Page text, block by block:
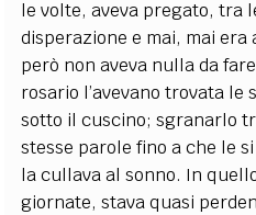
le volte, aveva pregato, tra
disperazione e mai, mai era
però non aveva nulla da
rosario l’avevano trovata le
sotto il cuscino; sgranarlo
stesse parole fino a che le
la cullava al sonno. In
giornate, stava quasi